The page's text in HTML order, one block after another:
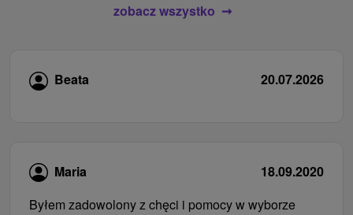
zobacz wszystko
Beata 20.07.2026
Maria
18.09.2020
Byłem zadowolony z chęci i pomocy w wyborze